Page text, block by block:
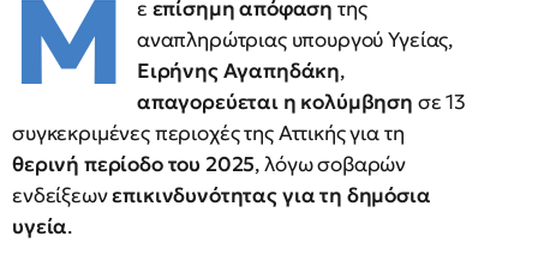
Μ ε επίσημη απόφαση της
αναπληρώτριας υπουργού Υγείας,
Ειρήνης Αγαπηδάκη,
απαγορεύεται η κολύμβηση σε 13
συγκεκριμένες περιοχές της Αττικής για τη
θερινή περίοδο του 2025, λόγω σοβαρών
ενδείξεωνεπικινδυνότητας για τη δημόσια
υγεία.